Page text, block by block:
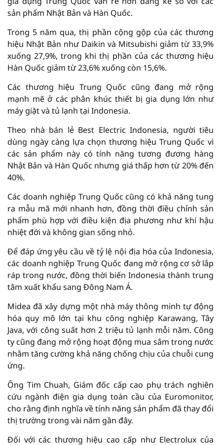
sản phẩm Nhật Bản và Hàn Quốc.
Trong 5 năm qua, thị phần cộng gộp của các thương
hiệu Nhật Bản như Daikin và Mitsubishi giảm từ 33,9%
xuống 27,9%, trong khi thị phần của các thương hiệu
Hàn Quốc giảm từ 23,6% xuống còn 15,6%.
Các thương hiệu Trung Quốc cũng đang mở rộng
mạnh mẽ ở các phân khúc thiết bị gia dụng lớn như
máy giặt và tủ lạnh tại Indonesia.
Theo nhà bán lẻ Best Electric Indonesia, người tiêu
dùng ngày càng lựa chọn thương hiệu Trung Quốc vì
các sản phẩm này có tính năng tương đương hàng
Nhật Bản và Hàn Quốc nhưng giá thấp hơn từ 20% đến
40%.
Các doanh nghiệp Trung Quốc cũng có khả năng tung
ra mẫu mã mới nhanh hơn, đồng thời điều chỉnh sản
phẩm phù hợp với điều kiện địa phương như khí hậu
nhiệt đới và không gian sống nhỏ.
Để đáp ứng yêu cầu về tỷ lệ nội địa hóa của Indonesia,
các doanh nghiệp Trung Quốc đang mở rộng cơ sở lắp
ráp trong nước, đồng thời biến Indonesia thành trung
tâm xuất khẩu sang Đông Nam Á.
Midea đã xây dựng một nhà máy thông minh tự động
hóa quy mô lớn tại khu công nghiệp Karawang, Tây
Java, với công suất hơn 2 triệu tủ lạnh mỗi năm. Công
ty cũng đang mở rộng hoạt động mua sắm trong nước
nhằm tăng cường khả năng chống chịu của chuỗi cung
ứng.
Ông Tim Chuah, Giám đốc cấp cao phụ trách nghiên
cứu ngành điện gia dụng toàn cầu của Euromonitor,
cho rằng định nghĩa về tính năng sản phẩm đã thay đổi
thị trường trong vài năm gần đây.
Đối với các thương hiệu cao cấp như Electrolux của